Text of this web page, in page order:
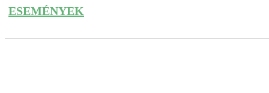
ESEMÉNYEK